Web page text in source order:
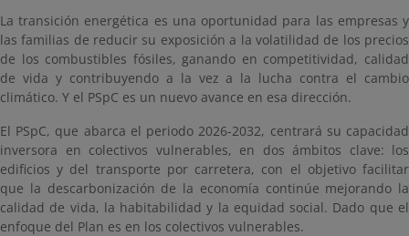
La transición energética es una oportunidad para las empresas y
las familias de reducir su exposición a la volatilidad de los precios
de los combustibles fósiles, ganando en competitividad, calidad
de vida y contribuyendo a la vez a la lucha contra el cambio
climático. Y el PSpC es un nuevo avance en esa dirección.
El PSpC, que abarca el periodo 2026-2032, centrará su capacidad
inversora en colectivos vulnerables, en dos ámbitos clave: los
edificios y del transporte por carretera, con el objetivo facilitar
que la descarbonización de la economía continúe mejorando la
calidad de vida, la habitabilidad y la equidad social. Dado que el
enfoque del Plan es en los colectivos vulnerables.